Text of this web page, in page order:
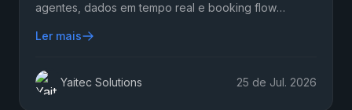
agentes, dados em tempo real e booking flow
buscam menos atrito.
Ler mais
Yaitec Solutions 25 de Jul. 2026